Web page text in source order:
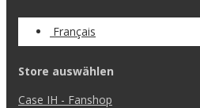
Français
Store auswählen
Case IH - Fanshop